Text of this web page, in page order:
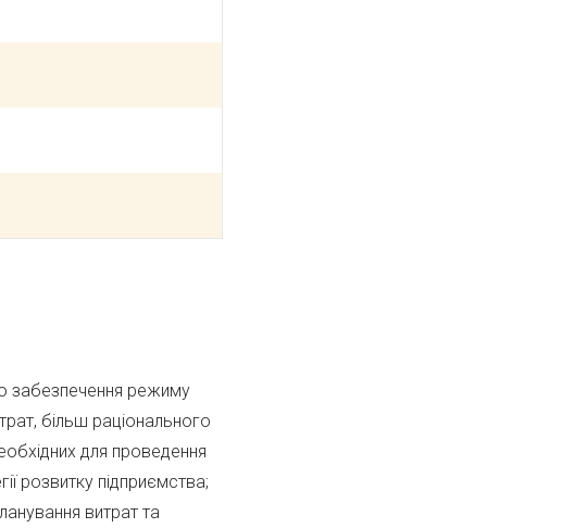
забезпечення режиму
більш раціонального
для проведення
розвитку підприємства;
витрат та